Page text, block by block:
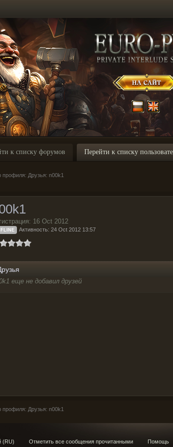
к списку форумов Перейти к списку
профиля: Друзья: n00k1
16 Oct 2012
Активность: 24 Oct 2012 13:57
еще не добавил друзей
профиля: Друзья: n00k1
(RU) Отметить все сообщения прочитанными Помощь